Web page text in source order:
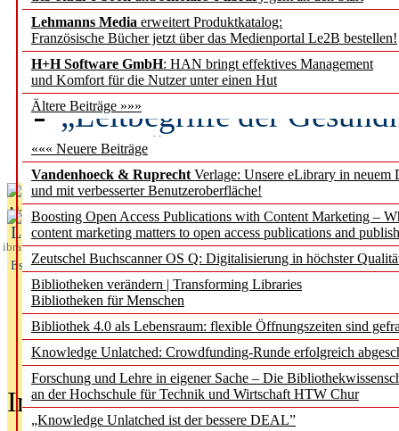
Lehmanns Media erweitert Produktkatalog:
Französische Bücher jetzt über das Medienportal Le2B bestellen!
H+H Software GmbH: HAN bringt effektives Management
und Komfort für die Nutzer unter einen Hut
Ältere Beiträge »»»
««« Neuere Beiträge
Vandenhoeck & Ruprecht Verlage: Unsere eLibrary in neuem
und mit verbesserter Benutzeroberfläche!
Boosting Open Access Publications with Content Marketing –
content marketing matters to open access publications and
Zeutschel Buchscanner OS Q: Digitalisierung in höchster
Bibliotheken verändern | Transforming Libraries
Bibliotheken für Menschen
Bibliothek 4.0 als Lebensraum: flexible Öffnungszeiten sind
Knowledge Unlatched: Crowdfunding-Runde erfolgreich
Forschung und Lehre in eigener Sache – Die
an der Hochschule für Technik und Wirtschaft HTW Chur
„Knowledge Unlatched ist der bessere DEAL”
Künstliche Intelligenz
besser zu verstehen
„Leitbegriffe der
des BIÖG erscheinen
Aktuelles aus
L
ibrary
Essentials
In der Ausgabe06/2026(August